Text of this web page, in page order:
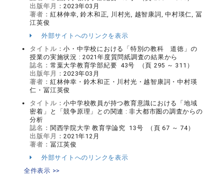
出版年月：2023年03月
著者： 紅林伸幸, 鈴木和正, 川村光, 越智康詞, 中村瑛仁, 冨
江英俊
外部サイトへのリンクを表示
タイトル：小・中学校における「特別の教科 道徳」の
授業の実施状況 : 2021年度質問紙調査の結果から
誌名： 常葉大学教育学部紀要 43号 （頁 295 ～ 311）
出版年月：2023年03月
著者： 紅林伸幸・鈴木和正・川村光・越智康詞・中村瑛
仁・冨江英俊
タイトル：小中学校教員が持つ教育意識における「地域
密着」と「競争原理」との関連 : 非大都市圏の調査からの
分析
誌名： 関西学院大学 教育学論究 13号 （頁 67 ～ 74）
出版年月：2021年12月
著者： 冨江英俊
外部サイトへのリンクを表示
全件表示 >>